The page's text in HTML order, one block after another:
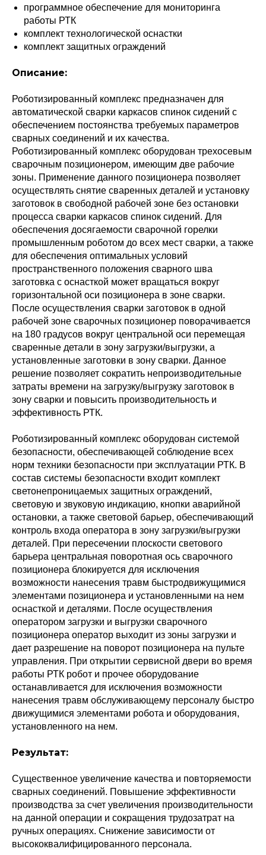
программное обеспечение для мониторинга
работы РТК
комплект технологической оснастки
комплект защитных ограждений
Описание:
Роботизированный комплекс предназначен для
автоматической сварки каркасов спинок сидений с
обеспечением постоянства требуемых параметров
сварных соединений и их качества.
Роботизированный комплекс оборудован трехосевым
сварочным позиционером, имеющим две рабочие
зоны. Применение данного позиционера позволяет
осуществлять снятие сваренных деталей и установку
заготовок в свободной рабочей зоне без остановки
процесса сварки каркасов спинок сидений. Для
обеспечения досягаемости сварочной горелки
промышленным роботом до всех мест сварки, а также
для обеспечения оптимальных условий
пространственного положения сварного шва
заготовка с оснасткой может вращаться вокруг
горизонтальной оси позиционера в зоне сварки.
После осуществления сварки заготовок в одной
рабочей зоне сварочных позиционер поворачивается
на 180 градусов вокруг центральной оси перемещая
сваренные детали в зону загрузки/выгрузки, а
установленные заготовки в зону сварки. Данное
решение позволяет сократить непроизводительные
затраты времени на загрузку/выгрузку заготовок в
зону сварки и повысить производительность и
эффективность РТК.
Роботизированный комплекс оборудован системой
безопасности, обеспечивающей соблюдение всех
норм техники безопасности при эксплуатации РТК. В
состав системы безопасности входит комплект
светонепроницаемых защитных ограждений,
световую и звуковую индикацию, кнопки аварийной
остановки, а также световой барьер, обеспечивающий
контроль входа оператора в зону загрузки/выгрузки
деталей. При пересечении плоскости светового
барьера центральная поворотная ось сварочного
позиционера блокируется для исключения
возможности нанесения травм быстродвижущимися
элементами позиционера и установленными на нем
оснасткой и деталями. После осуществления
оператором загрузки и выгрузки сварочного
позиционера оператор выходит из зоны загрузки и
дает разрешение на поворот позиционера на пульте
управления. При открытии сервисной двери во время
работы РТК робот и прочее оборудование
останавливается для исключения возможности
нанесения травм обслуживающему персоналу быстро
движущимися элементами робота и оборудования,
установленного на нем.
Результат:
Существенное увеличение качества и повторяемости
сварных соединений. Повышение эффективности
производства за счет увеличения производительности
на данной операции и сокращения трудозатрат на
ручных операциях. Снижение зависимости от
высококвалифицированного персонала.